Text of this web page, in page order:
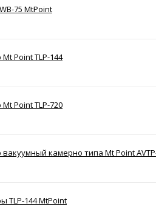
75 MtPoint
Point TLP-144
Point TLP-720
вакуумный камерно типа Mt Point
TLP-144 MtPoint